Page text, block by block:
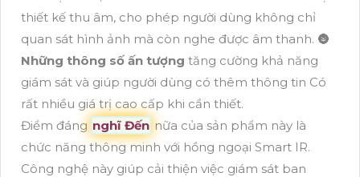
thiết kế thu âm, cho phép người dùng không chỉ
quan sát hình ảnh mà còn nghe được âm thanh. 🌚
Những thông số ấn tượng tăng cường khả năng
giám sát và giúp người dùng có thêm thông tin Có
rất nhiều giá trị cao cấp khi cần thiết.
Điểm đáng nghĩ Đến nữa của sản phẩm này là
chức năng thông minh với hồng ngoại Smart IR.
Công nghệ này giúp cải thiện việc giám sát ban